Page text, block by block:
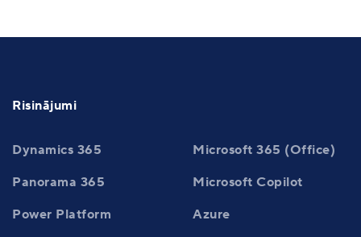
Risinājumi
Dynamics 365
Microsoft 365 (Office)
Panorama 365
Microsoft Copilot
Power Platform
Azure